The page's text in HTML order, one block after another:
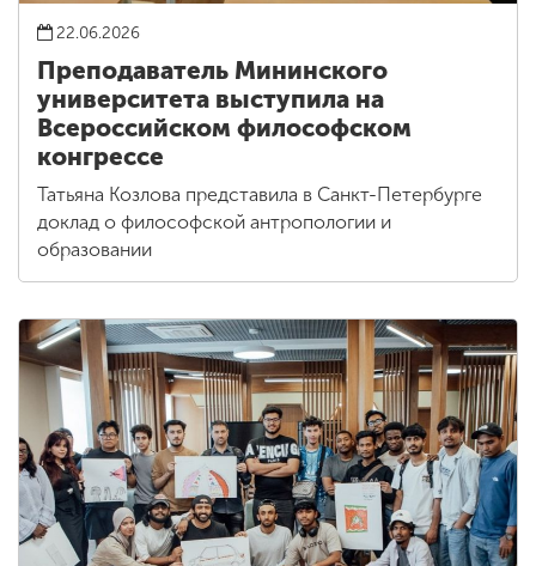
22.06.2026
Преподаватель Мининского
университета выступила на
Всероссийском философском
конгрессе
Татьяна Козлова представила в Санкт-Петербурге
доклад о философской антропологии и
образовании